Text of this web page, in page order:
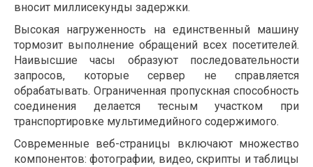
вносит миллисекунды задержки.
Высокая нагруженность на единственный машину
тормозит выполнение обращений всех посетителей.
Наивысшие часы образуют последовательности
запросов, которые сервер не справляется
обрабатывать. Ограниченная пропускная способность
соединения делается тесным участком при
транспортировке мультимедийного содержимого.
Современные веб-страницы включают множество
компонентов: фотографии, видео, скрипты и таблицы